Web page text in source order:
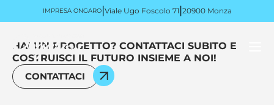
IMPRESA ONGARO|Viale Ugo Foscolo 71 |20900 Monza
HAI UN PROGETTO? CONTATTACI SUBITO E
COSTRUISCI IL FUTURO INSIEME A NOI!
CONTATTACI